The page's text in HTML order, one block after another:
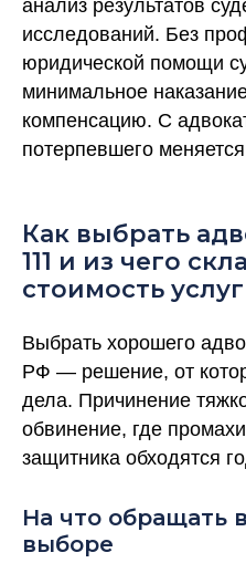
анализ результатов
исследований. Без
юридической помощи
минимальное
компенсацию. С
потерпевшего
Как выбрать
111 и из чего
стоимость услуг
Выбрать хорошего
РФ — решение, от
дела. Причинение
обвинение, где
защитника обходятся
На что обращать
выборе